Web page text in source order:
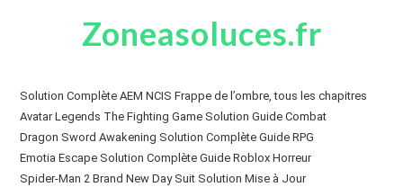
Zoneasoluces.fr
Solution Complète AEM NCIS Frappe de l’ombre, tous les chapitres
Avatar Legends The Fighting Game Solution Guide Combat
Dragon Sword Awakening Solution Complète Guide RPG
Emotia Escape Solution Complète Guide Roblox Horreur
Spider-Man 2 Brand New Day Suit Solution Mise à Jour